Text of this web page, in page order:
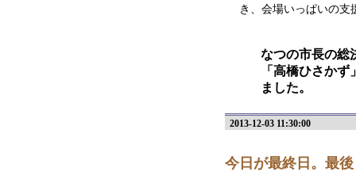
き、会場いっぱいの支
なつの市長の総
「高橋ひさか
ました。
2013-12-03 11:30:00
今日が最終日。最